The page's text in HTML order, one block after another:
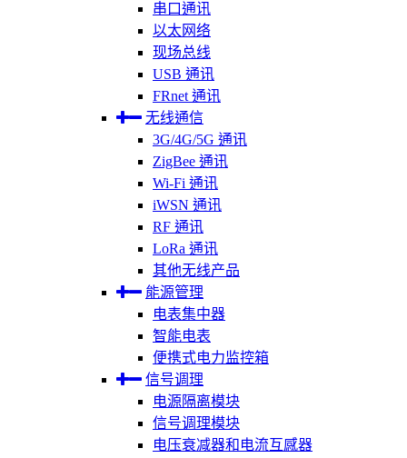
串口通讯
以太网络
现场总线
USB 通讯
FRnet 通讯
无线通信
3G/4G/5G 通讯
ZigBee 通讯
Wi-Fi 通讯
iWSN 通讯
RF 通讯
LoRa 通讯
其他无线产品
能源管理
电表集中器
智能电表
便携式电力监控箱
信号调理
电源隔离模块
信号调理模块
电压衰减器和电流互感器